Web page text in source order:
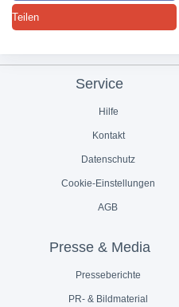
Teilen
Service
Hilfe
Kontakt
Datenschutz
Cookie-Einstellungen
AGB
Presse & Media
Presseberichte
PR- & Bildmaterial